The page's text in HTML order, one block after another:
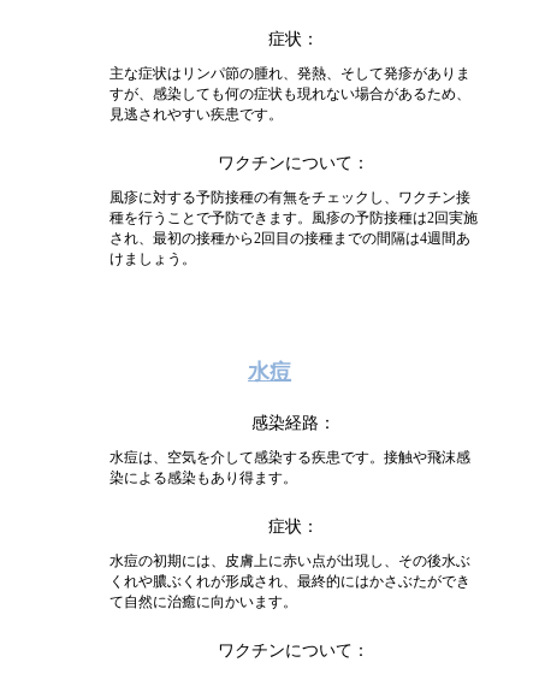
症状
主な症状はリンパ節の腫れ、発熱、そして発疹がありま
すが、感染しても何の症状も現れない場合があるため、
見逃されやすい疾患です。
ワクチンについて
風疹に対する予防接種の有無をチェックし、ワクチン接
種を行うことで予防できます。風疹の予防接種は2回実施
され、最初の接種から2回目の接種までの間隔は4週間あ
けましょう。
水痘
感染経路
水痘は、空気を介して感染する疾患です。接触や飛沫感
染による感染もあり得ます。
症状
水痘の初期には、皮膚上に赤い点が出現し、その後水ぶ
くれや膿ぶくれが形成され、最終的にはかさぶたができ
て自然に治癒に向かいます。
ワクチンについて